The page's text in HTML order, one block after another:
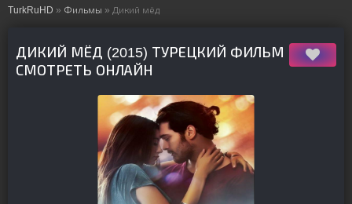
TurkRuHD » Фильмы » Дикий мёд
ДИКИЙ МЁД (2015) ТУРЕЦКИЙ ФИЛЬМ
СМОТРЕТЬ ОНЛАЙН